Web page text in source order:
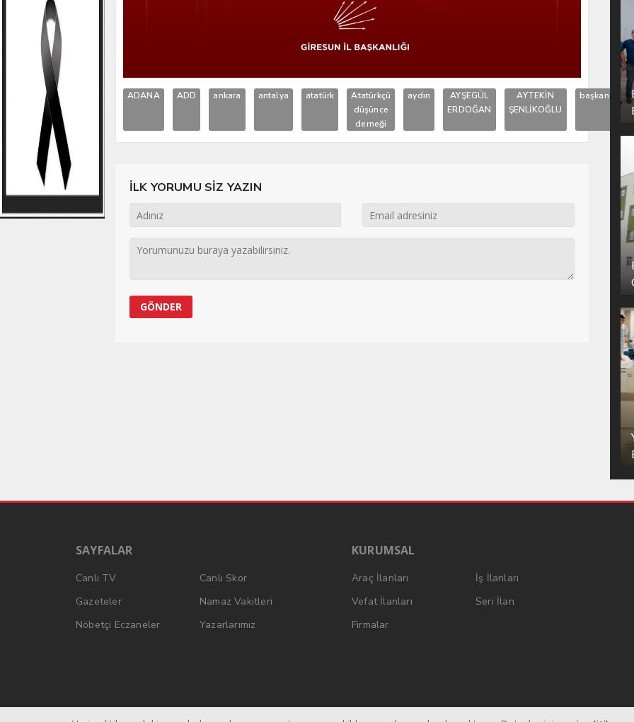
ADANA ADD ankara antalya atatürk
Atatürkçü
düşünce
derneği
aydın
AYŞEGÜL
ERDOĞAN
AYTEKİN
ŞENLİKOĞLU
başkan
İLK YORUMU SİZ YAZIN
SAYFALAR
Canlı TV
Canlı Skor
Gazeteler
Namaz Vakitleri
Nöbetçi Eczaneler
Yazarlarımız
KURUMSAL
Araç İlanları
İş İlanları
Vefat İlanları
Seri İlan
Firmalar